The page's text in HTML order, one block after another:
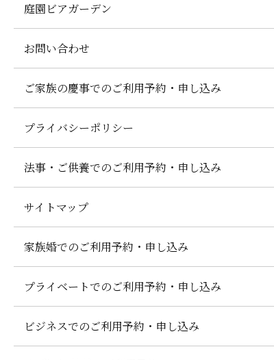
庭園ビアガーデン
お問い合わせ
ご家族の慶事でのご利用予約・申し込み
プライバシーポリシー
法事・ご供養でのご利用予約・申し込み
サイトマップ
家族婚でのご利用予約・申し込み
プライベートでのご利用予約・申し込み
ビジネスでのご利用予約・申し込み